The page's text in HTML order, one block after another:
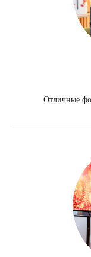
Отличные